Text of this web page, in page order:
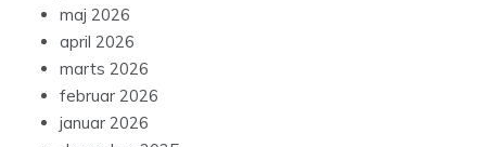
maj 2026
april 2026
marts 2026
februar 2026
januar 2026